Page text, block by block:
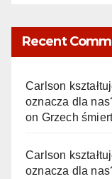
Recent
Carlson
oznacza dla
on Grzech
Carlson
oznacza dla